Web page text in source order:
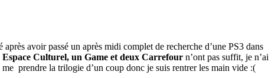
avoir passé un après midi complet de recherche d’une PS3 dans
Culturel, un Game et deux Carrefour n’ont pas suffit, je n’ai
me prendre la trilogie d’un coup donc je suis rentrer les main vide :(